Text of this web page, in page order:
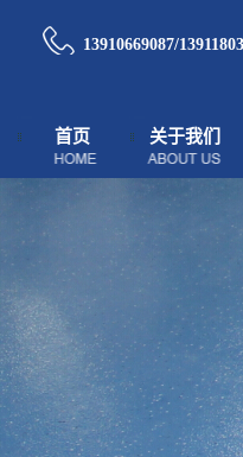
13910669087/
首页 关于我们